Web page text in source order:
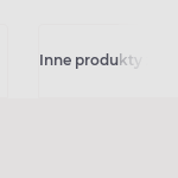
Inne produkty z